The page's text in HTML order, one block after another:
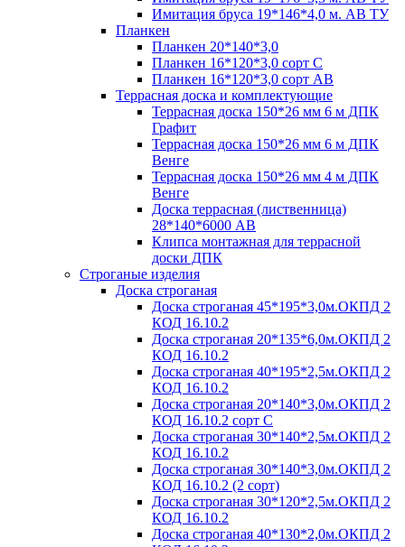
Имитация бруса 19*146*4,0 м. АВ ТУ
Планкен
Планкен 20*140*3,0
Планкен 16*120*3,0 сорт С
Планкен 16*120*3,0 сорт АВ
Террасная доска и комплектующие
Террасная доска 150*26 мм 6 м ДПК
Графит
Террасная доска 150*26 мм 6 м ДПК
Венге
Террасная доска 150*26 мм 4 м ДПК
Венге
Доска террасная (лиственница)
28*140*6000 АВ
Клипса монтажная для террасной
доски ДПК
Строганые изделия
Доска строганая
Доска строганая 45*195*3,0м.ОКПД 2
КОД 16.10.2
Доска строганая 20*135*6,0м.ОКПД 2
КОД 16.10.2
Доска строганая 40*195*2,5м.ОКПД 2
КОД 16.10.2
Доска строганая 20*140*3,0м.ОКПД 2
КОД 16.10.2 сорт С
Доска строганая 30*140*2,5м.ОКПД 2
КОД 16.10.2
Доска строганая 30*140*3,0м.ОКПД 2
КОД 16.10.2 (2 сорт)
Доска строганая 30*120*2,5м.ОКПД 2
КОД 16.10.2
Доска строганая 40*130*2,0м.ОКПД 2